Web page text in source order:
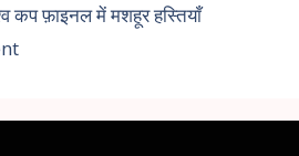
कप फ़ाइनल में मशहूर हस्तियाँ